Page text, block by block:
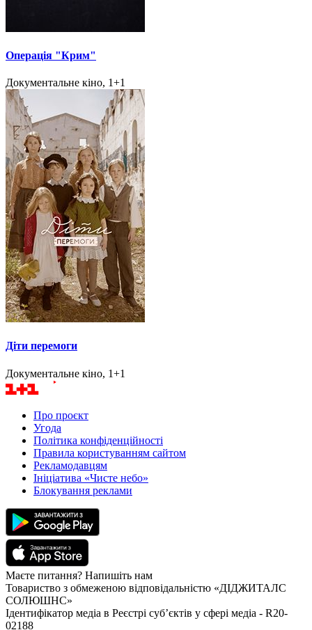
Операція "Крим"
Документальне кіно, 1+1
Діти перемоги
Документальне кіно, 1+1
Про проєкт
Угода
Політика конфіденційності
Правила користуванням сайтом
Рекламодавцям
Ініціатива «Чисте небо»
Блокування реклами
Маєте питання? Напишіть нам
Товариство з обмеженою відповідальністю «ДІДЖИТАЛС
СОЛЮШНС»
Ідентифікатор медіа в Реєстрі суб’єктів у сфері медіа - R20-
02188